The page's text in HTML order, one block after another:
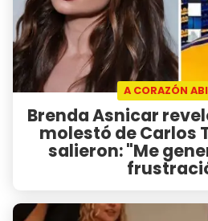
A CORAZÓN
Brenda Asnicar
molestó de Carlos
salieron: "Me